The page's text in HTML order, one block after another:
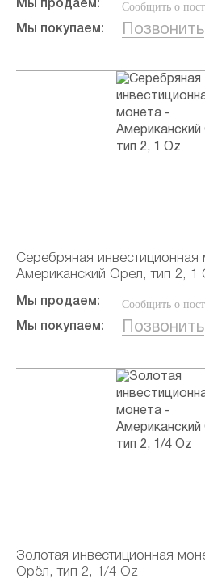
Мы продаем: Сообщить о
Мы покупаем: Позвонить
Серебряная инвестиционная
Американский Орел, тип 2, 1
Мы продаем: Сообщить о
Мы покупаем: Позвонить
Золотая инвестиционная
Орёл, тип 2, 1/4 Oz